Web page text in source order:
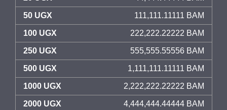
50 UGX 111,111.11111 BAM
100 UGX 222,222.22222 BAM
250 UGX 555,555.55556 BAM
500 UGX 1,111,111.11111 BAM
1000 UGX 2,222,222.22222 BAM
2000 UGX 4,444,444.44444 BAM